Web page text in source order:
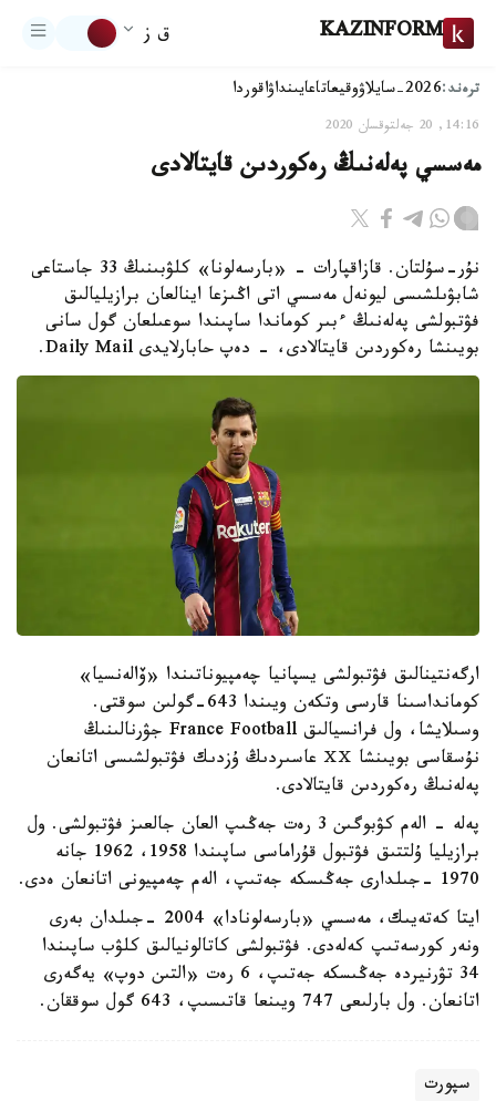
KAZINFORM ق ز
ترەند:2026-سايلاۋ وقيعاتاعايىنداۋاقوردا
14:16, 20 جەلتوقسان 2020
مەسسي پەلەنىڭ رەكوردىن قايتالادى
نۇر-سۇلتان. قازاقپارات – «بارسەلونا» كلۋبىنىڭ 33 جاستاعى
شابۋىلشىسى ليونەل مەسسي اتى اڭىزعا اينالعان برازيليالىق
فۋتبولشى پەلەنىڭ ءبىر كوماندا ساپىندا سوعىلعان گول سانى
بويىنشا رەكوردىن قايتالادى، - دەپ حابارلايدى Daily Mail.
ارگەنتينالىق فۋتبولشى يسپانيا چەمپيوناتىندا «ۆالەنسيا»
كومانداسىنا قارسى وتكەن ويىندا 643-گولىن سوقتى.
وسىلايشا، ول فرانسيالىق France Football جۋرنالىنىڭ
نۇسقاسى بويىنشا ⅩⅩ عاسىردىڭ ۇزدىك فۋتبولشىسى اتانعان
پەلەنىڭ رەكوردىن قايتالادى.
پەلە - الەم كۋبوگىن 3 رەت جەڭىپ العان جالعىز فۋتبولشى. ول
برازيليا ۇلتتىق فۋتبول قۇراماسى ساپىندا 1958، 1962 جانە
1970 -جىلدارى جەڭىسكە جەتىپ، الەم چەمپيونى اتانعان ەدى.
ايتا كەتەيىك، مەسسي «بارسەلونادا» 2004 -جىلدان بەرى
ونەر كورسەتىپ كەلەدى. فۋتبولشى كاتالونيالىق كلۋب ساپىندا
34 تۋرنيردە جەڭىسكە جەتىپ، 6 رەت «التىن دوپ» يەگەرى
اتانعان. ول بارلىعى 747 ويىنعا قاتىسىپ، 643 گول سوققان.
سپورت